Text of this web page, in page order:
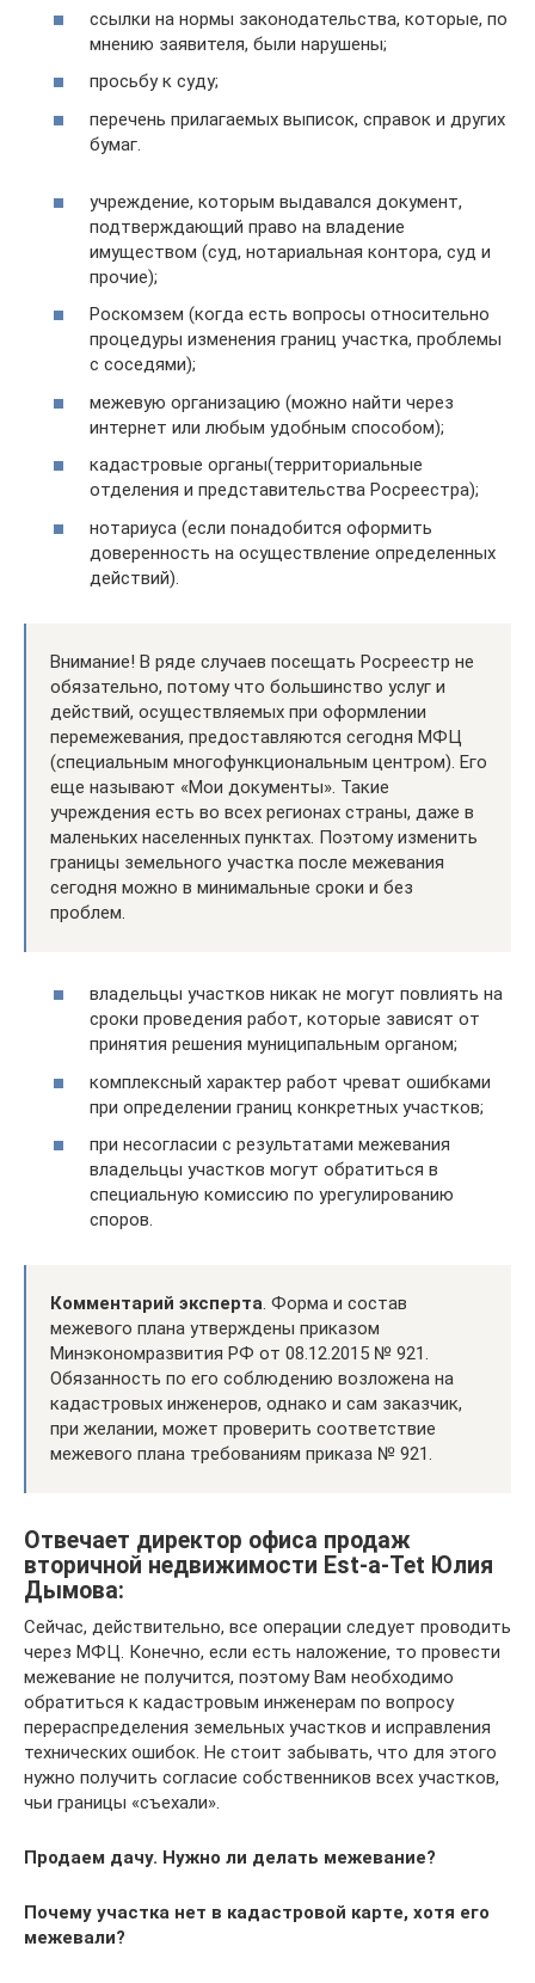
ссылки на нормы законодательства, которые, по
мнению заявителя, были нарушены;
просьбу к суду;
перечень прилагаемых выписок, справок и других
бумаг.
учреждение, которым выдавался документ,
подтверждающий право на владение
имуществом (суд, нотариальная контора, суд и
прочие);
Роскомзем (когда есть вопросы относительно
процедуры изменения границ участка, проблемы
с соседями);
межевую организацию (можно найти через
интернет или любым удобным способом);
кадастровые органы(территориальные
отделения и представительства Росреестра);
нотариуса (если понадобится оформить
доверенность на осуществление определенных
действий).
Внимание! В ряде случаев посещать Росреестр не
обязательно, потому что большинство услуг и
действий, осуществляемых при оформлении
перемежевания, предоставляются сегодня МФЦ
(специальным многофункциональным центром). Его
еще называют «Мои документы». Такие
учреждения есть во всех регионах страны, даже в
маленьких населенных пунктах. Поэтому изменить
границы земельного участка после межевания
сегодня можно в минимальные сроки и без
проблем.
владельцы участков никак не могут повлиять на
сроки проведения работ, которые зависят от
принятия решения муниципальным органом;
комплексный характер работ чреват ошибками
при определении границ конкретных участков;
при несогласии с результатами межевания
владельцы участков могут обратиться в
специальную комиссию по урегулированию
споров.
Комментарий эксперта. Форма и состав
межевого плана утверждены приказом
Минэкономразвития РФ от 08.12.2015 № 921.
Обязанность по его соблюдению возложена на
кадастровых инженеров, однако и сам заказчик,
при желании, может проверить соответствие
межевого плана требованиям приказа № 921.
Отвечает директор офиса продаж
вторичной недвижимости Est-a-Tet Юлия
Дымова:
Сейчас, действительно, все операции следует проводить
через МФЦ. Конечно, если есть наложение, то провести
межевание не получится, поэтому Вам необходимо
обратиться к кадастровым инженерам по вопросу
перераспределения земельных участков и исправления
технических ошибок. Не стоит забывать, что для этого
нужно получить согласие собственников всех участков,
чьи границы «съехали».
Продаем дачу. Нужно ли делать межевание?
Почему участка нет в кадастровой карте, хотя его
межевали?